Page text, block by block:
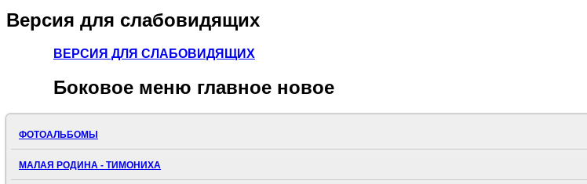
Версия для слабовидящих
ВЕРСИЯ ДЛЯ СЛАБОВИДЯЩИХ
Боковое меню главное новое
ФОТОАЛЬБОМЫ
МАЛАЯ РОДИНА - ТИМОНИХА